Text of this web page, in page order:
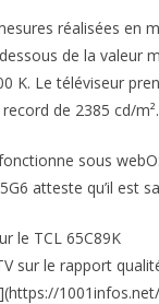
réalisées en
de la valeur
K. Le téléviseur
de 2385 cd/m².
sous
atteste qu’il est
le TCL 65C89K
sur le rapport